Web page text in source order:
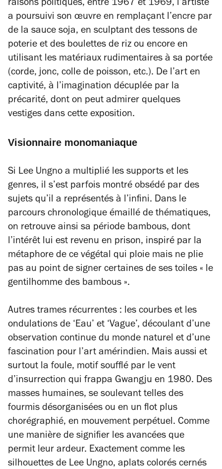
raisons politiques, entre 1967 et 1969, l’artiste
a poursuivi son œuvre en remplaçant l’encre par
de la sauce soja, en sculptant des tessons de
poterie et des boulettes de riz ou encore en
utilisant les matériaux rudimentaires à sa portée
(corde, jonc, colle de poisson, etc.). De l’art en
captivité, à l’imagination décuplée par la
précarité, dont on peut admirer quelques
vestiges dans cette exposition.
Visionnaire monomaniaque
Si Lee Ungno a multiplié les supports et les
genres, il s’est parfois montré obsédé par des
sujets qu’il a représentés à l’infini. Dans le
parcours chronologique émaillé de thématiques,
on retrouve ainsi sa période bambous, dont
l’intérêt lui est revenu en prison, inspiré par la
métaphore de ce végétal qui ploie mais ne plie
pas au point de signer certaines de ses toiles « le
gentilhomme des bambous ».
Autres trames récurrentes : les courbes et les
ondulations de ‘Eau’ et ‘Vague’, découlant d’une
observation continue du monde naturel et d’une
fascination pour l’art amérindien. Mais aussi et
surtout la foule, motif soufflé par le vent
d’insurrection qui frappa Gwangju en 1980. Des
masses humaines, se soulevant telles des
fourmis désorganisées ou en un flot plus
chorégraphié, en mouvement perpétuel. Comme
une manière de signifier les avancées que
permit leur ardeur. Exactement comme les
silhouettes de Lee Ungno, aplats colorés cernés